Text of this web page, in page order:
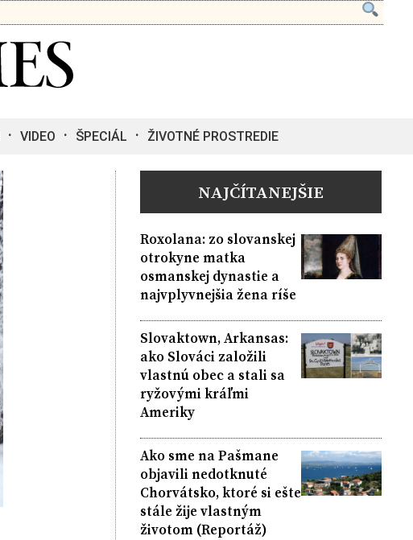
VIDEO ŠPECIÁL ŽIVOTNÉ PROSTREDIE
NAJČÍTANEJŠIE
Roxolana: zo slovanskej
otrokyne matka
osmanskej dynastie a
najvplyvnejšia žena ríše
Slovaktown, Arkansas:
ako Slováci založili
vlastnú obec a stali sa
ryžovými kráľmi
Ameriky
Ako sme na Pašmane
objavili nedotknuté
Chorvátsko, ktoré si ešte
stále žije vlastným
životom (Reportáž)